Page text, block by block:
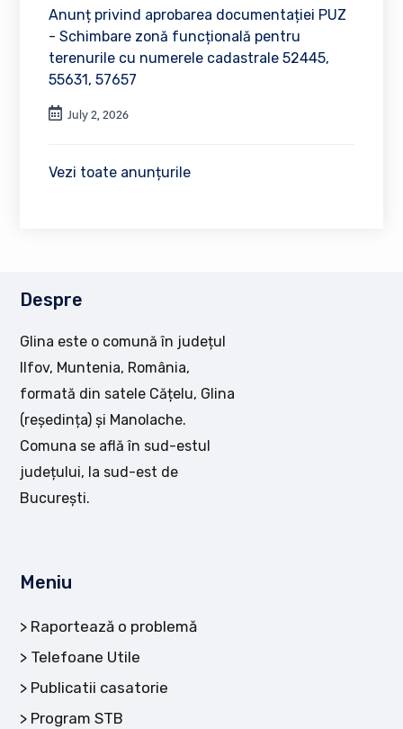
Anunț privind aprobarea documentației PUZ
- Schimbare zonă funcțională pentru
terenurile cu numerele cadastrale 52445,
55631, 57657
July 2, 2026
Vezi toate anunțurile
Despre
Glina este o comună în județul
Ilfov, Muntenia, România,
formată din satele Cățelu, Glina
(reședința) și Manolache.
Comuna se află în sud-estul
județului, la sud-est de
București.
Meniu
Raportează o problemă
Telefoane Utile
Publicatii casatorie
Program STB